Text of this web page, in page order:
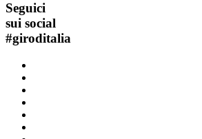
Seguici
sui social
#giroditalia